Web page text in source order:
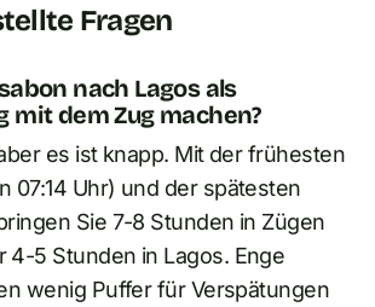
Fragen
nach Lagos als
mit dem Zug machen?
es ist knapp. Mit der frühesten
07:14 Uhr) und der spätesten
Sie 7-8 Stunden in Zügen
4-5 Stunden in Lagos. Enge
wenig Puffer für Verspätungen